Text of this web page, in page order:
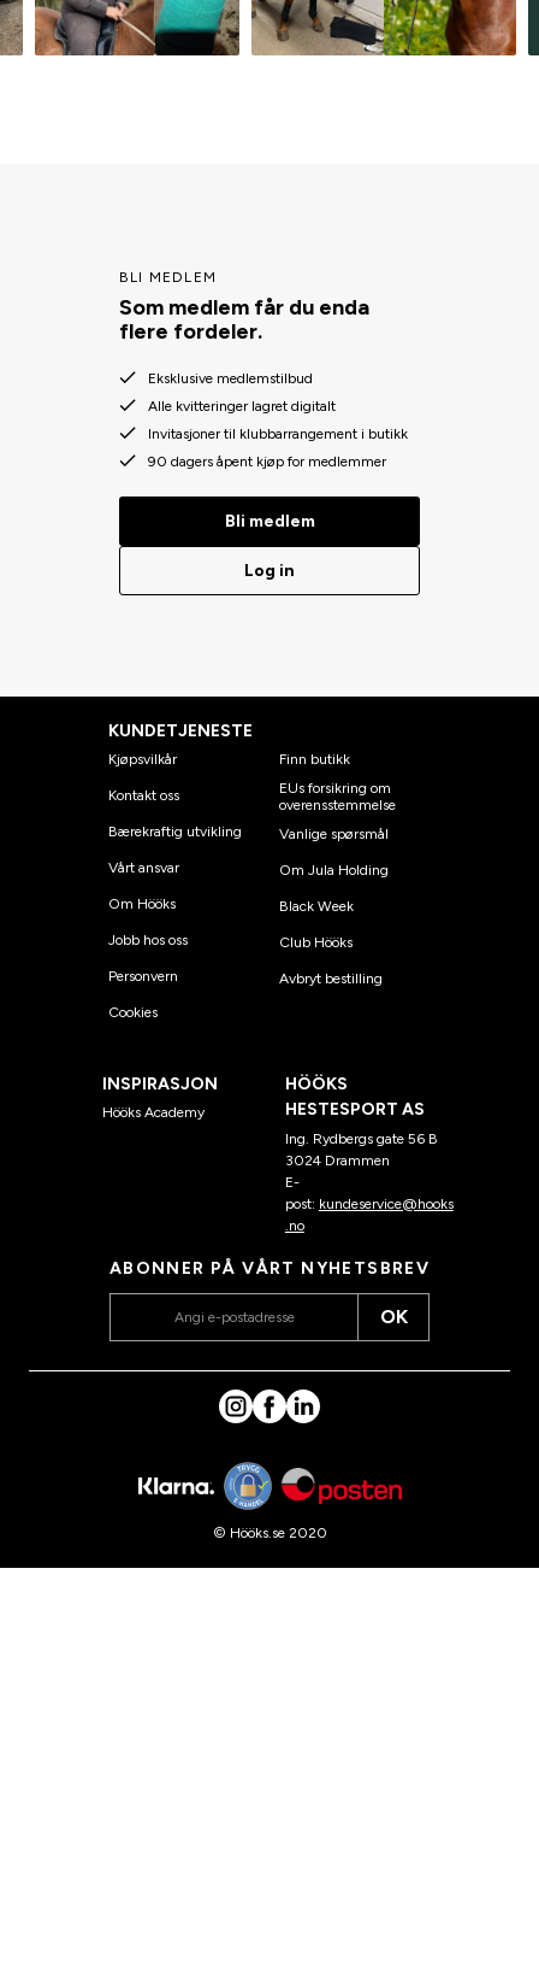
BLI MEDLEM
Som medlem får du enda
flere fordeler.
Eksklusive medlemstilbud
Alle kvitteringer lagret digitalt
Invitasjoner til klubbarrangement i butikk
90 dagers åpent kjøp for medlemmer
Bli medlem
Log in
KUNDETJENESTE
Kjøpsvilkår
Kontakt oss
Bærekraftig utvikling
Vårt ansvar
Om Hööks
Jobb hos oss
Personvern
Cookies
Finn butikk
EUs forsikring om
overensstemmelse
Vanlige spørsmål
Om Jula Holding
Black Week
Club Hööks
Avbryt bestilling
INSPIRASJON
Hööks Academy
HÖÖKS
HESTESPORT AS
Ing. Rydbergs gate 56 B
3024 Drammen
E-
post: kundeservice@hooks
.no
ABONNER PÅ VÅRT NYHETSBREV
OK
© Hööks.se 2020